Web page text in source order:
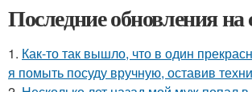
Последние обновления на
1. Как-то так вышло, что в один
я помыть посуду вручную, оставив